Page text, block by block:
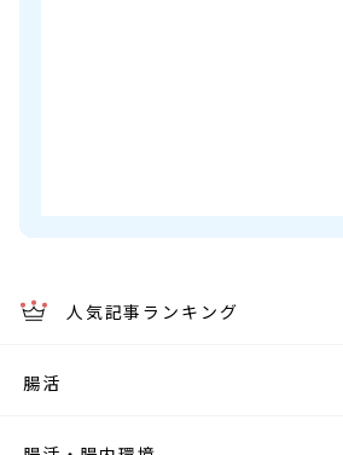
人気記事ランキング
腸活